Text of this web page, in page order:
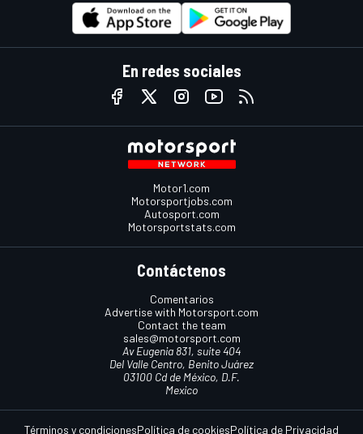
En redes sociales
Motor1.com
Motorsportjobs.com
Autosport.com
Motorsportstats.com
Contáctenos
Comentarios
Advertise with Motorsport.com
Contact the team
sales@motorsport.com
Av Eugenia 831, suite 404
Del Valle Centro, Benito Juárez
03100 Cd de México, D.F.
Mexico
Términos y condicionesPolítica de cookiesPolítica de Privacidad